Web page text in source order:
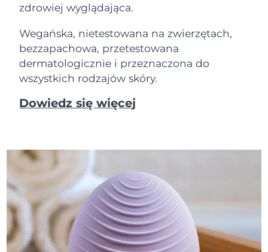
zdrowiej wyglądająca.
Wegańska, nietestowana na zwierzętach,
bezzapachowa, przetestowana
dermatologicznie i przeznaczona do
wszystkich rodzajów skóry.
Dowiedz się więcej